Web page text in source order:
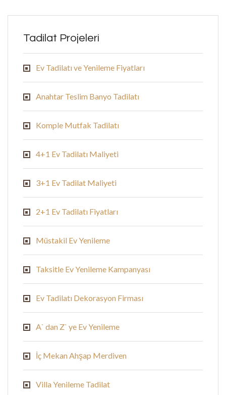
Tadilat Projeleri
Ev Tadilatı ve Yenileme Fiyatları
Anahtar Teslim Banyo Tadilatı
Komple Mutfak Tadilatı
4+1 Ev Tadilatı Maliyeti
3+1 Ev Tadilat Maliyeti
2+1 Ev Tadilatı Fiyatları
Müstakil Ev Yenileme
Taksitle Ev Yenileme Kampanyası
Ev Tadilatı Dekorasyon Firması
A` dan Z` ye Ev Yenileme
İç Mekan Ahşap Merdiven
Villa Yenileme Tadilat